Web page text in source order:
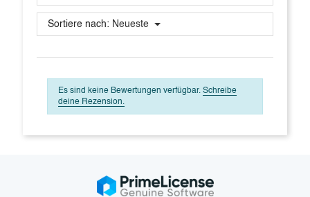
Sortiere nach: Neueste
Es sind keine Bewertungen verfügbar. Schreibe
deine Rezension.